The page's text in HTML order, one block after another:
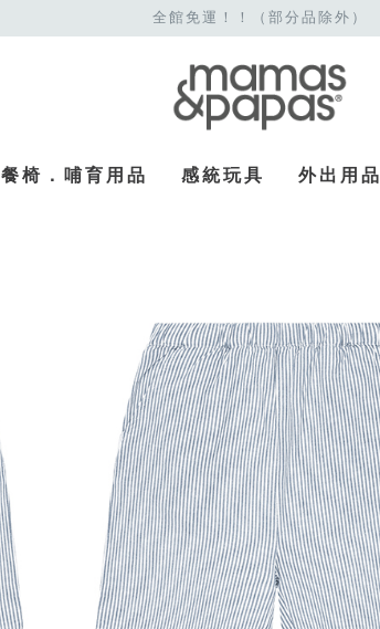
全館免運！！（部分品除外）
餐椅．哺育用品 感統玩具 外出用品